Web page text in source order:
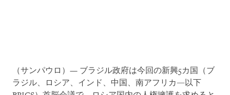
（サンパウロ）— ブラジル政府は今回の新興5カ国（ブ
ラジル、ロシア、インド、中国、南アフリカ―以下